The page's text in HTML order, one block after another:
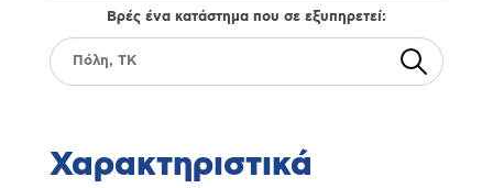
Βρές ένα κατάστημα που σε εξυπηρετεί:
Χαρακτηριστικά